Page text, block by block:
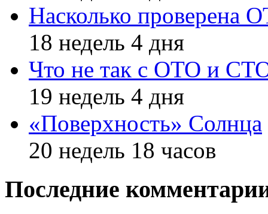
Насколько проверена
18 недель 4 дня
Что не так с ОТО и
19 недель 4 дня
«Поверхность» Солнца
20 недель 18 часов
Последние